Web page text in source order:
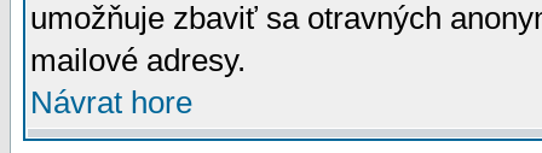
umožňuje zbaviť sa otravných
mailové adresy.
Návrat hore